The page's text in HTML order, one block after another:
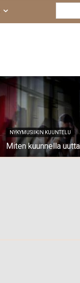
NYKYMUSIIKIN KUUNTELU
Miten kuunnella